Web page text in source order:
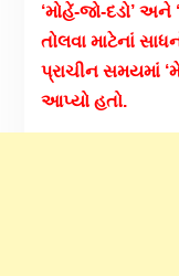
‘મોહેં-જો-દડો’ અને
તોલવા માટેનાં
પ્રાચીન સમયમાં
આપ્યો હતો.